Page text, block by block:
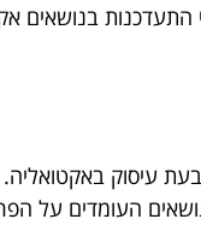
התעדכנות
בעת עיסוק
העומדים על